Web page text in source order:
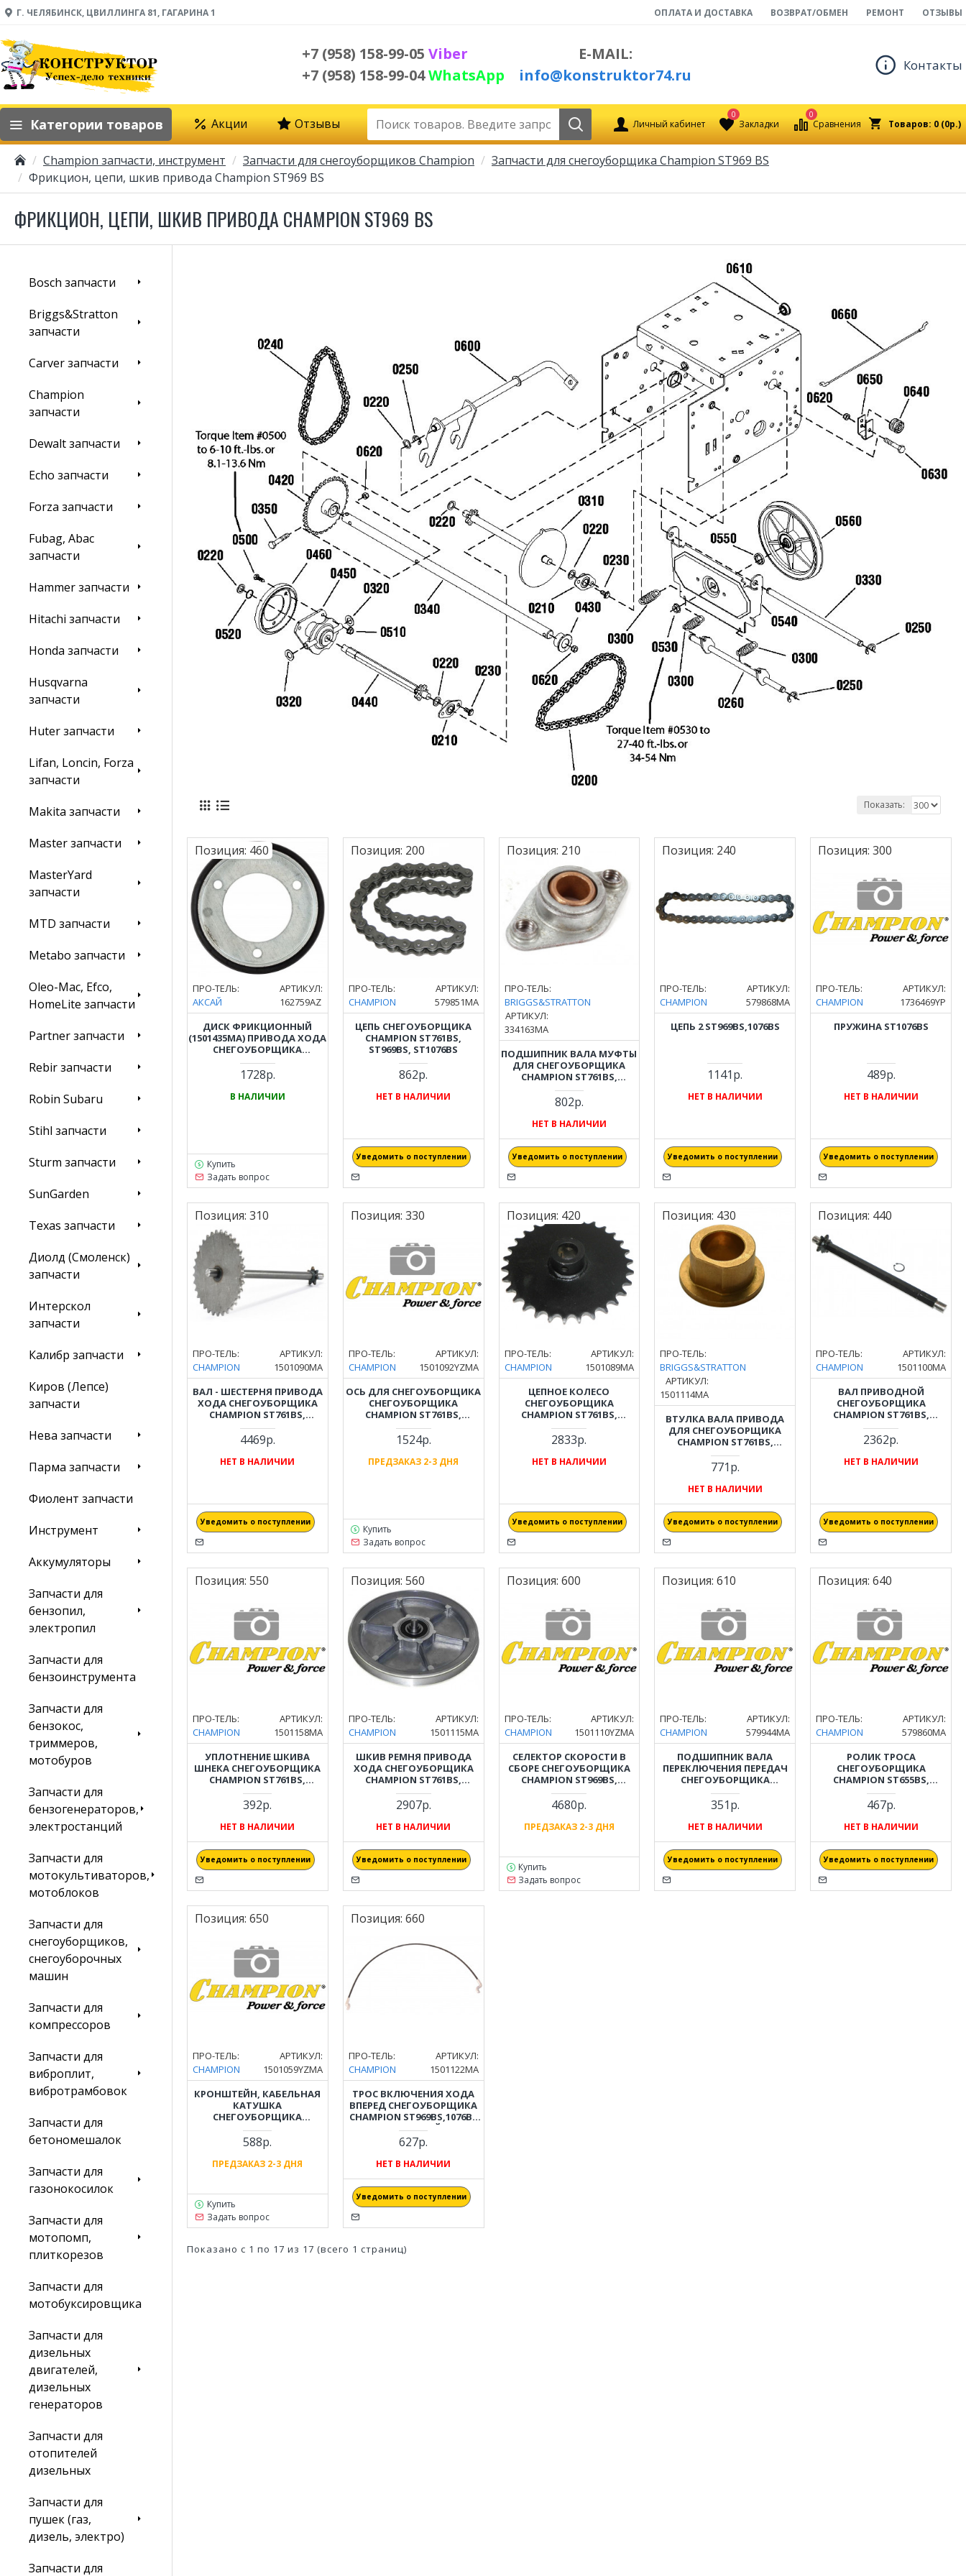
Г. ЧЕЛЯБИНСК, ЦВИЛЛИНГА 81, ГАГАРИНА 1 ОПЛАТА И ДОСТАВКА ВОЗВРАТ/ОБМЕН РЕМОНТ ОТЗЫВЫ
+7 (958) 158-99-05 Viber
+7 (958) 158-99-04WhatsApp
E-MAIL:
info@konstruktor74.ru
Контакты
Категории товаров Акции Отзывы Личный кабинет Закладки
0
Сравнения
0
Товаров: 0 (0р.)
Champion запчасти, инструмент Запчасти для снегоуборщиков Champion
Запчасти для снегоуборщика Champion ST969 BS
Фрикцион, цепи, шкив привода Champion ST969 BS
ФРИКЦИОН, ЦЕПИ, ШКИВ ПРИВОДА CHAMPION ST969 BS
Bosch запчасти
Briggs&Stratton
запчасти
Carver запчасти
Champion
запчасти
Dewalt запчасти
Echo запчасти
Forza запчасти
Fubag, Abac
запчасти
Hammer запчасти
Hitachi запчасти
Honda запчасти
Husqvarna
запчасти
Huter запчасти
Lifan, Loncin, Forza
запчасти
Makita запчасти
Master запчасти
MasterYard
запчасти
MTD запчасти
Metabo запчасти
Oleo-Mac, Efco,
HomeLite запчасти
Partner запчасти
Rebir запчасти
Robin Subaru
Stihl запчасти
Sturm запчасти
SunGarden
Texas запчасти
Диолд (Смоленск)
запчасти
Интерскол
запчасти
Калибр запчасти
Киров (Лепсе)
запчасти
Нева запчасти
Парма запчасти
Фиолент запчасти
Инструмент
Аккумуляторы
Запчасти для
бензопил,
электропил
Запчасти для
бензоинструмента
Запчасти для
бензокос,
триммеров,
мотобуров
Запчасти для
бензогенераторов,
электростанций
Запчасти для
мотокультиваторов,
мотоблоков
Запчасти для
снегоуборщиков,
снегоуборочных
машин
Запчасти для
компрессоров
Запчасти для
виброплит,
вибротрамбовок
Запчасти для
бетономешалок
Запчасти для
газонокосилок
Запчасти для
мотопомп,
плиткорезов
Запчасти для
мотобуксировщика
Запчасти для
дизельных
двигателей,
дизельных
генераторов
Запчасти для
отопителей
дизельных
Запчасти для
пушек (газ,
дизель, электро)
Запчасти для
Показать:
Позиция: 460
ПРО-ТЕЛЬ:
АКСАЙ
АРТИКУЛ:
162759AZ
ДИСК ФРИКЦИОННЫЙ
(1501435MA) ПРИВОДА ХОДА
СНЕГОУБОРЩИКА
CHAMPION ST661BS,
ST761BS, ST969BS, ST1076BS
1728р.
В НАЛИЧИИ
Купить
Задать вопрос
Позиция: 200
ПРО-ТЕЛЬ:
CHAMPION
АРТИКУЛ:
579851MA
ЦЕПЬ СНЕГОУБОРЩИКА
CHAMPION ST761BS,
ST969BS, ST1076BS
862р.
НЕТ В НАЛИЧИИ
Уведомить о поступлении
Позиция: 210
ПРО-ТЕЛЬ:
BRIGGS&STRATTON
АРТИКУЛ:
334163MA
ПОДШИПНИК ВАЛА МУФТЫ
ДЛЯ СНЕГОУБОРЩИКА
CHAMPION ST761BS,
ST969BS, ST1076BS / L1226EX
MURRAY / CANADIANA,
BRIGGS&STRATTON
(334163MA)
802р.
НЕТ В НАЛИЧИИ
Уведомить о поступлении
Позиция: 240
ПРО-ТЕЛЬ:
CHAMPION
АРТИКУЛ:
579868MA
ЦЕПЬ 2 ST969BS,1076BS
1141р.
НЕТ В НАЛИЧИИ
Уведомить о поступлении
Позиция: 300
ПРО-ТЕЛЬ:
CHAMPION
АРТИКУЛ:
1736469YP
ПРУЖИНА ST1076BS
489р.
НЕТ В НАЛИЧИИ
Уведомить о поступлении
Позиция: 310
ПРО-ТЕЛЬ:
CHAMPION
АРТИКУЛ:
1501090MA
ВАЛ - ШЕСТЕРНЯ ПРИВОДА
ХОДА СНЕГОУБОРЩИКА
CHAMPION ST761BS,
ST969BS, ST1074BS
4469р.
НЕТ В НАЛИЧИИ
Уведомить о поступлении
Позиция: 330
ПРО-ТЕЛЬ:
CHAMPION
АРТИКУЛ:
1501092YZMA
ОСЬ ДЛЯ СНЕГОУБОРЩИКА
СНЕГОУБОРЩИКА
CHAMPION ST761BS,
ST969BS, ST1074BS
1501092YZMA
1524р.
ПРЕДЗАКАЗ 2-3 ДНЯ
Купить
Задать вопрос
Позиция: 420
ПРО-ТЕЛЬ:
CHAMPION
АРТИКУЛ:
1501089MA
ЦЕПНОЕ КОЛЕСО
СНЕГОУБОРЩИКА
CHAMPION ST761BS,
ST969BS, ST1074BS
2833р.
НЕТ В НАЛИЧИИ
Уведомить о поступлении
Позиция: 430
ПРО-ТЕЛЬ:
BRIGGS&STRATTON
АРТИКУЛ:
1501114MA
ВТУЛКА ВАЛА ПРИВОДА
ДЛЯ СНЕГОУБОРЩИКА
CHAMPION ST761BS,
ST969BS, ST1074BS 3/4"Х28.6
ММ / SNAPPER, CANADIANA,
BRIGGS&STRATTON
(1501114MA)
771р.
НЕТ В НАЛИЧИИ
Уведомить о поступлении
Позиция: 440
ПРО-ТЕЛЬ:
CHAMPION
АРТИКУЛ:
1501100MA
ВАЛ ПРИВОДНОЙ
СНЕГОУБОРЩИКА
CHAMPION ST761BS,
ST969BS, ST1074BS
2362р.
НЕТ В НАЛИЧИИ
Уведомить о поступлении
Позиция: 550
ПРО-ТЕЛЬ:
CHAMPION
АРТИКУЛ:
1501158MA
УПЛОТНЕНИЕ ШКИВА
ШНЕКА СНЕГОУБОРЩИКА
CHAMPION ST761BS,
ST969BS, ST1076BS, ST1074BS
1501158MA
392р.
НЕТ В НАЛИЧИИ
Уведомить о поступлении
Позиция: 560
ПРО-ТЕЛЬ:
CHAMPION
АРТИКУЛ:
1501115MA
ШКИВ РЕМНЯ ПРИВОДА
ХОДА СНЕГОУБОРЩИКА
CHAMPION ST761BS,
ST969BS, ST1076BS
2907р.
НЕТ В НАЛИЧИИ
Уведомить о поступлении
Позиция: 600
ПРО-ТЕЛЬ:
CHAMPION
АРТИКУЛ:
1501110YZMA
СЕЛЕКТОР СКОРОСТИ В
СБОРЕ СНЕГОУБОРЩИКА
CHAMPION ST969BS,
ST1076BS 1501110YZMA
4680р.
ПРЕДЗАКАЗ 2-3 ДНЯ
Купить
Задать вопрос
Позиция: 610
ПРО-ТЕЛЬ:
CHAMPION
АРТИКУЛ:
579944MA
ПОДШИПНИК ВАЛА
ПЕРЕКЛЮЧЕНИЯ ПЕРЕДАЧ
СНЕГОУБОРЩИКА
CHAMPION ST761BS,
ST969BS, ST1076BS 579944MA
351р.
НЕТ В НАЛИЧИИ
Уведомить о поступлении
Позиция: 640
ПРО-ТЕЛЬ:
CHAMPION
АРТИКУЛ:
579860MA
РОЛИК ТРОСА
СНЕГОУБОРЩИКА
CHAMPION ST655BS,
ST761BS, ST969BS, ST1076BS
579860MA
467р.
НЕТ В НАЛИЧИИ
Уведомить о поступлении
Позиция: 650
ПРО-ТЕЛЬ:
CHAMPION
АРТИКУЛ:
1501059YZMA
КРОНШТЕЙН, КАБЕЛЬНАЯ
КАТУШКА
СНЕГОУБОРЩИКА
CHAMPION ST969BS,
ST1076BS 1501059YZMA
588р.
ПРЕДЗАКАЗ 2-3 ДНЯ
Купить
Задать вопрос
Позиция: 660
ПРО-ТЕЛЬ:
CHAMPION
АРТИКУЛ:
1501122MA
ТРОС ВКЛЮЧЕНИЯ ХОДА
ВПЕРЕД СНЕГОУБОРЩИКА
CHAMPION ST969BS,1076BS
(КОРОТКИЙ)
627р.
НЕТ В НАЛИЧИИ
Уведомить о поступлении
Показано с 1 по 17 из 17 (всего 1 страниц)